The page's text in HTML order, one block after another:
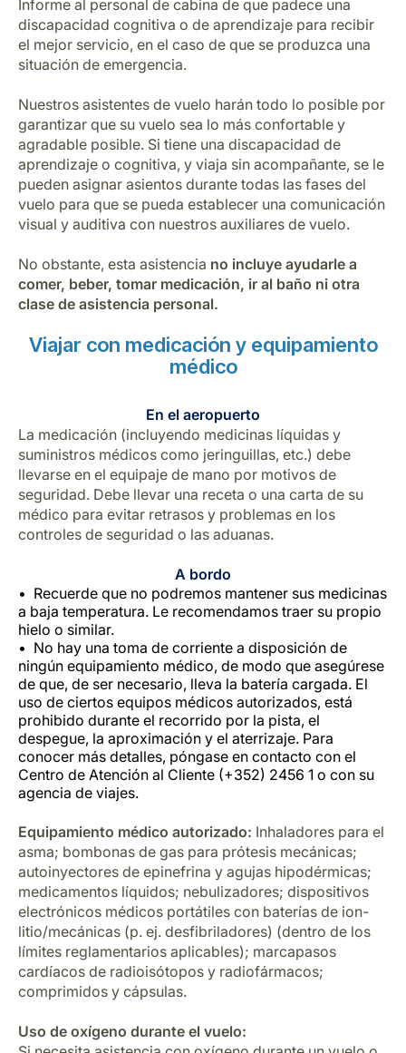
Informe al personal de cabina de que padece una
discapacidad cognitiva o de aprendizaje para recibir
el mejor servicio, en el caso de que se produzca una
situación de emergencia.
Nuestros asistentes de vuelo harán todo lo posible por
garantizar que su vuelo sea lo más confortable y
agradable posible. Si tiene una discapacidad de
aprendizaje o cognitiva, y viaja sin acompañante, se le
pueden asignar asientos durante todas las fases del
vuelo para que se pueda establecer una comunicación
visual y auditiva con nuestros auxiliares de vuelo.
No obstante, esta asistencia no incluye ayudarle a
comer, beber, tomar medicación, ir al baño ni otra
clase de asistencia personal.
Viajar con medicación y equipamiento
médico
En el aeropuerto
La medicación (incluyendo medicinas líquidas y
suministros médicos como jeringuillas, etc.) debe
llevarse en el equipaje de mano por motivos de
seguridad. Debe llevar una receta o una carta de su
médico para evitar retrasos y problemas en los
controles de seguridad o las aduanas.
A bordo
Recuerde que no podremos mantener sus medicinas
a baja temperatura. Le recomendamos traer su propio
hielo o similar.
No hay una toma de corriente a disposición de
ningún equipamiento médico, de modo que asegúrese
de que, de ser necesario, lleva la batería cargada. El
uso de ciertos equipos médicos autorizados, está
prohibido durante el recorrido por la pista, el
despegue, la aproximación y el aterrizaje. Para
conocer más detalles, póngase en contacto con el
Centro de Atención al Cliente (+352) 2456 1 o con su
agencia de viajes.
Equipamiento médico autorizado: Inhaladores para el
asma; bombonas de gas para prótesis mecánicas;
autoinyectores de epinefrina y agujas hipodérmicas;
medicamentos líquidos; nebulizadores; dispositivos
electrónicos médicos portátiles con baterías de ion-
litio/mecánicas (p. ej. desfibriladores) (dentro de los
límites reglamentarios aplicables); marcapasos
cardíacos de radioisótopos y radiofármacos;
comprimidos y cápsulas.
Uso de oxígeno durante el vuelo: